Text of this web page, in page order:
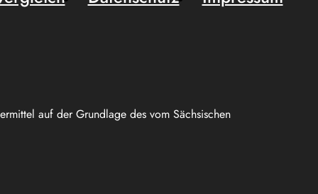
auf der Grundlage des vom Sächsischen